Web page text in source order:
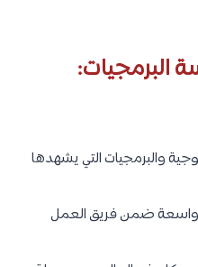
البرمجيات:
والبرمجيات التي يشهدها
واسعة ضمن فريق العمل